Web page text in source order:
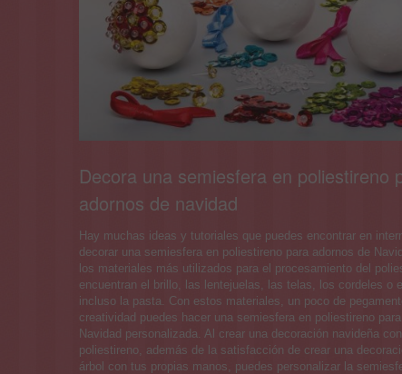
Decora una semiesfera en poliestireno
adornos de navidad
Hay muchas ideas y tutoriales que puedes encontrar en
decorar una semiesfera en poliestireno para adornos de
los materiales más utilizados para el procesamiento del
encuentran el brillo, las lentejuelas, las telas, los cordeles o
incluso la pasta. Con estos materiales, un poco de
creatividad puedes hacer una semiesfera en poliestireno
Navidad personalizada. Al crear una decoración navideña con
poliestireno, además de la satisfacción de crear una
árbol con tus propias manos, puedes personalizar la